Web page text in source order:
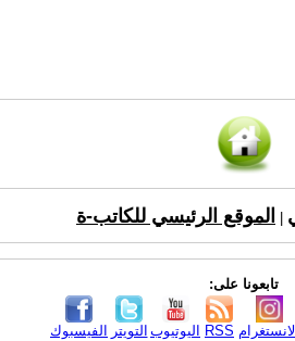
الموقع الرئيسي للكاتب-ة
تابعونا على:
الفيسبوك التويتر اليوتيوب RSS